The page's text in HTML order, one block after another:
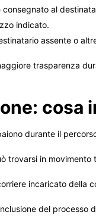
al
indicato.
assente o
trasparenza
cosa
durante il
in
incaricato della
del processo